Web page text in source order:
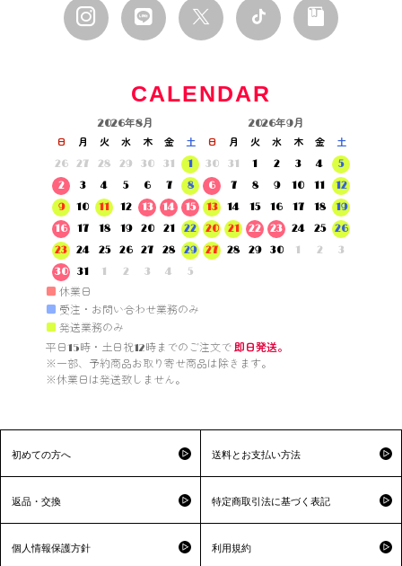
CALENDAR
2026年8月
日 月 火 水 木 金
土
26
27 28 29 30 31
1
2
3 4 5 6 7
8
9
10 11 12 13 14
15
16
17 18 19 20 21
22
23
24 25 26 27 28
29
30
31 1 2 3 4 5
2026年9月
日 月 火 水 木 金
土
30
31 1 2 3 4
5
6
7 8 9 10 11
12
13
14 15 16 17 18
19
20
21 22 23 24 25
26
27
28 29 30 1 2 3
■ 休業日
■ 受注・お問い合わせ業務のみ
■ 発送業務のみ
平日15時・土日祝12時までのご注文で 即日発送。
※一部、予約商品お取り寄せ商品は除きます。
※休業日は発送致しません。
初めての方へ 送料とお支払い方法
返品・交換 特定商取引法に基づく表記
個人情報保護方針 利用規約